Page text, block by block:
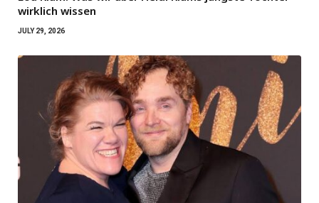
wirklich wissen
JULY 29, 2026